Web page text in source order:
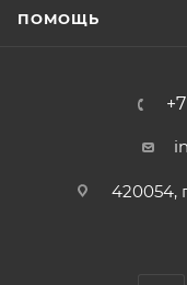
ПОМОЩЬ
420054,